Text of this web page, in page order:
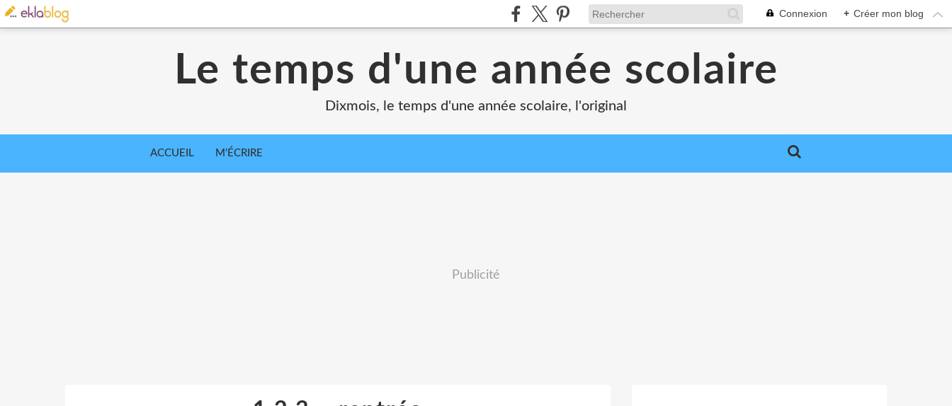
Connexion + Créer mon blog
Le temps d'une année scolaire
Dixmois, le temps d'une année scolaire, l'original
ACCUEIL M'ÉCRIRE
Publicité